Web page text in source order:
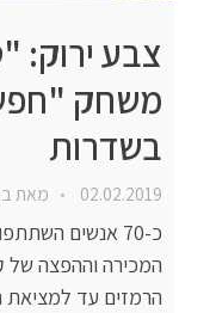
צבע ירוק:
משחק
בשדרות
02.02.2019 מאת
כ-70 אנשים
המכירה וההפצה
הרמזים עד למציאת